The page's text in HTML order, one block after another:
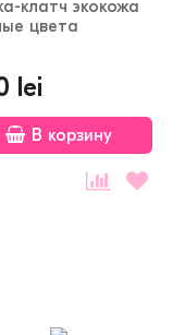
клатч экокожа
цвета
lei
В корзину